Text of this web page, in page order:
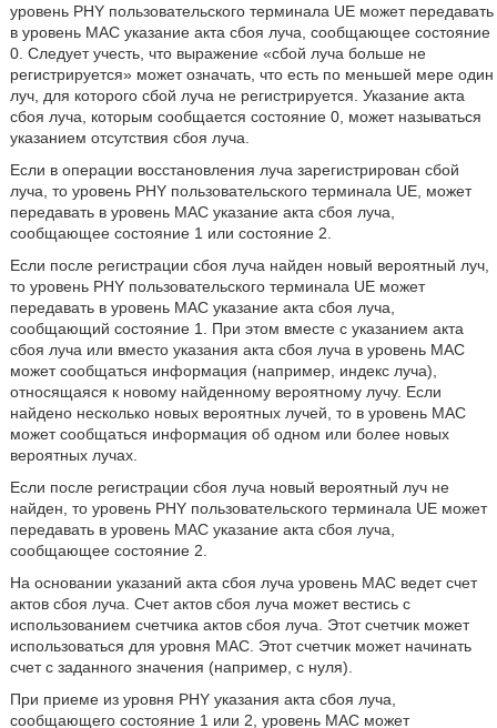
уровень PHY пользовательского терминала UE может передавать
в уровень MAC указание акта сбоя луча, сообщающее состояние
0. Следует учесть, что выражение «сбой луча больше не
регистрируется» может означать, что есть по меньшей мере один
луч, для которого сбой луча не регистрируется. Указание акта
сбоя луча, которым сообщается состояние 0, может называться
указанием отсутствия сбоя луча.
Если в операции восстановления луча зарегистрирован сбой
луча, то уровень PHY пользовательского терминала UE, может
передавать в уровень MAC указание акта сбоя луча,
сообщающее состояние 1 или состояние 2.
Если после регистрации сбоя луча найден новый вероятный луч,
то уровень PHY пользовательского терминала UE может
передавать в уровень MAC указание акта сбоя луча,
сообщающий состояние 1. При этом вместе с указанием акта
сбоя луча или вместо указания акта сбоя луча в уровень MAC
может сообщаться информация (например, индекс луча),
относящаяся к новому найденному вероятному лучу. Если
найдено несколько новых вероятных лучей, то в уровень MAC
может сообщаться информация об одном или более новых
вероятных лучах.
Если после регистрации сбоя луча новый вероятный луч не
найден, то уровень PHY пользовательского терминала UE может
передавать в уровень MAC указание акта сбоя луча,
сообщающее состояние 2.
На основании указаний акта сбоя луча уровень MAC ведет счет
актов сбоя луча. Счет актов сбоя луча может вестись с
использованием счетчика актов сбоя луча. Этот счетчик может
использоваться для уровня MAC. Этот счетчик может начинать
счет с заданного значения (например, с нуля).
При приеме из уровня PHY указания акта сбоя луча,
сообщающего состояние 1 или 2, уровень MAC может